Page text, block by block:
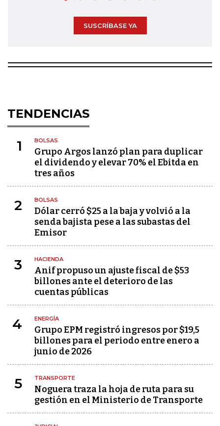
SUSCRÍBASE YA
TENDENCIAS
1 BOLSAS
Grupo Argos lanzó plan para duplicar
el dividendo y elevar 70% el Ebitda en
tres años
2 BOLSAS
Dólar cerró $25 a la baja y volvió a la
senda bajista pese a las subastas del
Emisor
3 HACIENDA
Anif propuso un ajuste fiscal de $53
billones ante el deterioro de las
cuentas públicas
4 ENERGÍA
Grupo EPM registró ingresos por $19,5
billones para el periodo entre enero a
junio de 2026
5 TRANSPORTE
Noguera traza la hoja de ruta para su
gestión en el Ministerio de Transporte